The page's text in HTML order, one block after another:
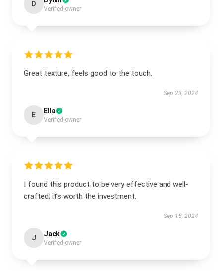
D
Verified owner
Great texture, feels good to the touch.
Sep 23, 2024
E Ella
Verified owner
I found this product to be very effective and well-
crafted; it’s worth the investment.
Sep 15, 2024
J Jack
Verified owner